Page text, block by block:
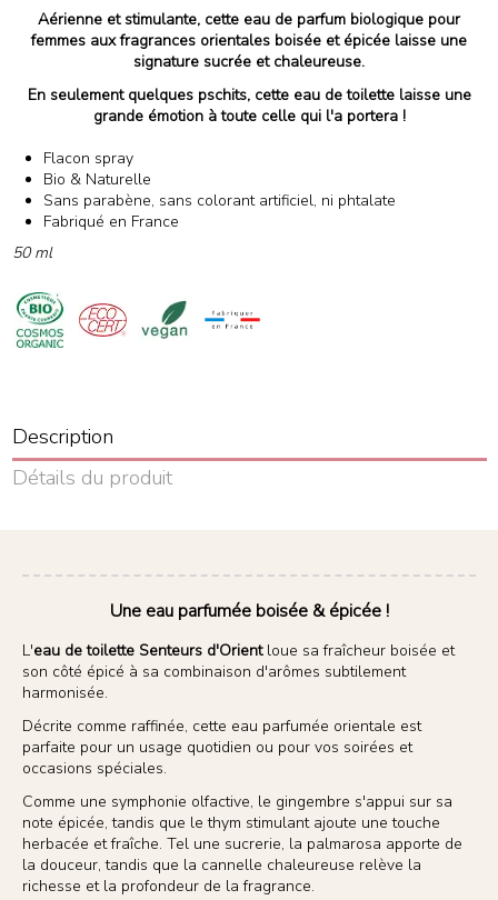
Aérienne et stimulante, cette eau de parfum biologique pour
femmes aux fragrances orientales boisée et épicée laisse une
signature sucrée et chaleureuse.
En seulement quelques pschits, cette eau de toilette laisse une
grande émotion à toute celle qui l'a portera !
Flacon spray
Bio & Naturelle
Sans parabène, sans colorant artificiel, ni phtalate
Fabriqué en France
50 ml
Description
Détails du produit
Une eau parfumée boisée & épicée !
L'eau de toilette Senteurs d'Orientloue sa fraîcheur boisée et
son côté épicé à sa combinaison d'arômes subtilement
harmonisée.
Décrite comme raffinée, cette eau parfumée orientale est
parfaite pour un usage quotidien ou pour vos soirées et
occasions spéciales.
Comme une symphonie olfactive, le gingembre s'appui sur sa
note épicée, tandis que le thym stimulant ajoute une touche
herbacée et fraîche. Tel une sucrerie, la palmarosa apporte de
la douceur, tandis que la cannelle chaleureuse relève la
richesse et la profondeur de la fragrance.